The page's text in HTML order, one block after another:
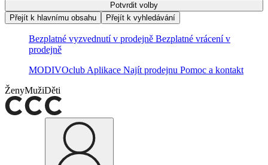
Potvrdit volby
Přejít k hlavnímu obsahu
Přejít k vyhledávání
Bezplatné vyzvednutí v prodejně Bezplatné vrácení v
prodejně
MODIVOclub Aplikace Najít prodejnu Pomoc a kontakt
ŽenyMužiDěti